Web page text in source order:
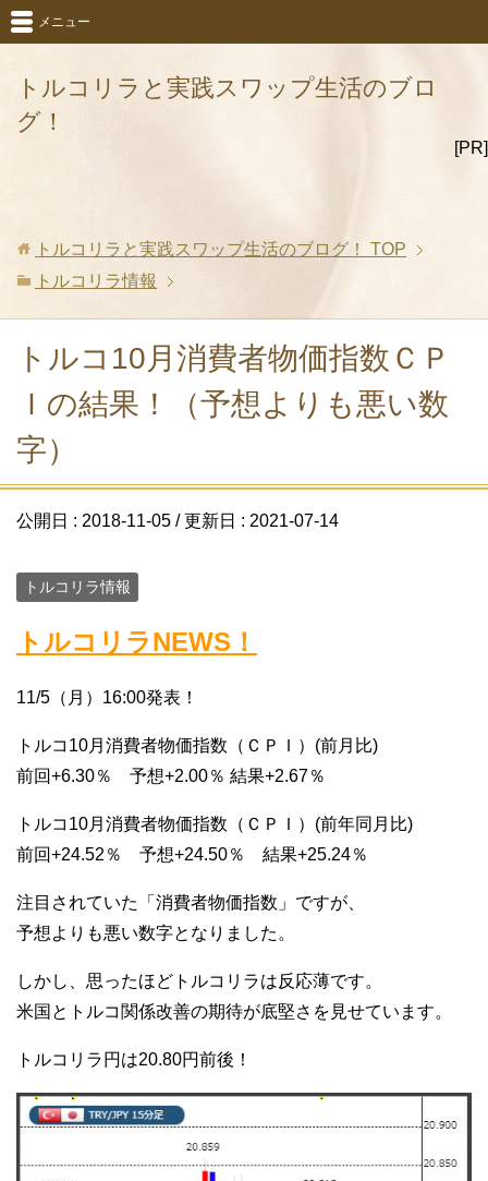
トルコリラと実践スワップ生活のブロ
グ！
[PR]
メニュー
トルコリラと実践スワップ生活のブログ！
TOP
トルコリラ情報
トルコ10月消費者物価指数ＣＰ
Ｉの結果！（予想よりも悪い数
字）
公開日 : 2018-11-05 / 更新日 : 2021-07-14
トルコリラ情報
トルコリラNEWS！
11/5（月）16:00発表！
トルコ10月消費者物価指数（ＣＰＩ）(前月比)
前回+6.30％ 予想+2.00％ 結果+2.67％
トルコ10月消費者物価指数（ＣＰＩ）(前年同月比)
前回+24.52％ 予想+24.50％ 結果+25.24％
注目されていた「消費者物価指数」ですが、
予想よりも悪い数字となりました。
しかし、思ったほどトルコリラは反応薄です。
米国とトルコ関係改善の期待が底堅さを見せています。
トルコリラ円は20.80円前後！